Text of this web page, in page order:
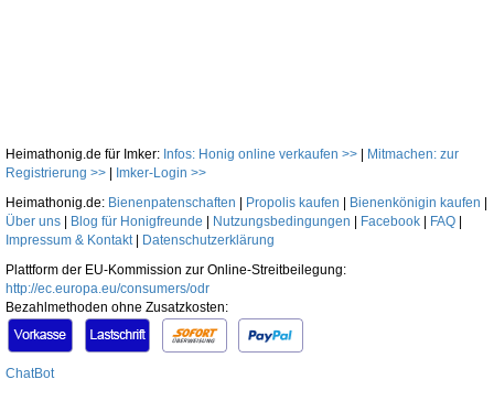
Heimathonig.de für Imker: Infos: Honig online verkaufen >>
Mitmachen: zur
Registrierung >>
Imker-Login >>
Heimathonig.de: Bienenpatenschaften Propolis kaufen Bienenkönigin kaufen
Über uns
Blog für Honigfreunde Nutzungsbedingungen Facebook FAQ
Impressum & Kontakt|
Datenschutzerklärung
Plattform der EU-Kommission zur Online-Streitbeilegung:
http://ec.europa.eu/consumers/odr
Bezahlmethoden ohne Zusatzkosten:
ChatBot